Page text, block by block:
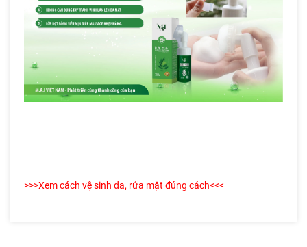
>>>Xem cách vệ sinh da, rửa mặt đúng cách<<<